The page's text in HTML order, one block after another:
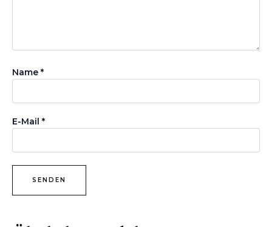
Name *
E-Mail *